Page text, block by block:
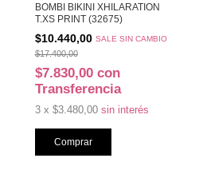
BOMBI BIKINI XHILARATION
T.XS PRINT (32675)
$10.440,00 SALE SIN CAMBIO
$17.400,00
$7.830,00 con
Transferencia
3 x $3.480,00 sin interés